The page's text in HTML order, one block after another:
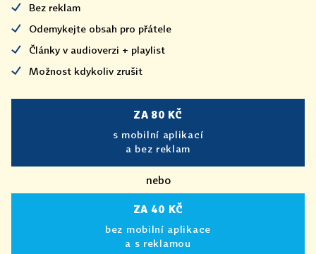
Bez reklam
Odemykejte obsah pro přátele
Články v audioverzi + playlist
Možnost kdykoliv zrušit
ZA 80 KČ
s mobilní aplikací
a bez reklam
nebo
ZA 40 KČ
bez mobilní aplikace
a s reklamou